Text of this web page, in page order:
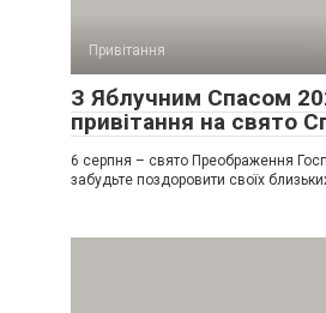
Привітання
З Яблучним Спасом
привітання на свято
6 серпня – свято Преображення
забудьте поздоровити своїх